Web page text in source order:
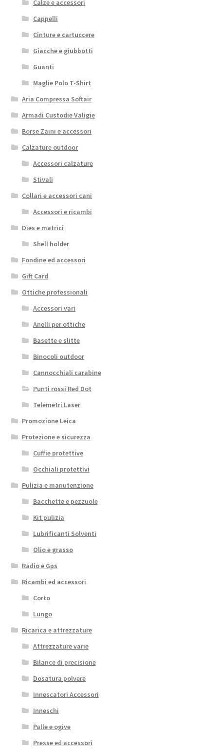
Calze e accessori
Cappelli
Cinture e cartuccere
Giacche e giubbotti
Guanti
Maglie Polo T-Shirt
Aria Compressa Softair
Armadi Custodie Valigie
Borse Zaini e accessori
Calzature outdoor
Accessori calzature
Stivali
Collari e accessori cani
Accessori e ricambi
Dies e matrici
Shell holder
Fondine ed accessori
Gift Card
Ottiche professionali
Accessori vari
Anelli per ottiche
Basette e slitte
Binocoli outdoor
Cannocchiali carabine
Punti rossi Red Dot
Telemetri Laser
Promozione Leica
Protezione e sicurezza
Cuffie protettive
Occhiali protettivi
Pulizia e manutenzione
Bacchette e pezzuole
Kit pulizia
Lubrificanti Solventi
Olio e grasso
Radio e Gps
Ricambi ed accessori
Corto
Lungo
Ricarica e attrezzature
Attrezzature varie
Bilance di precisione
Dosatura polvere
Innescatori Accessori
Inneschi
Palle e ogive
Presse ed accessori